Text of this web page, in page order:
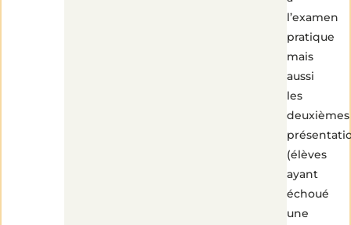
l’examen
pratique
mais
aussi
les
deuxièmes
(élèves
ayant
échoué
une